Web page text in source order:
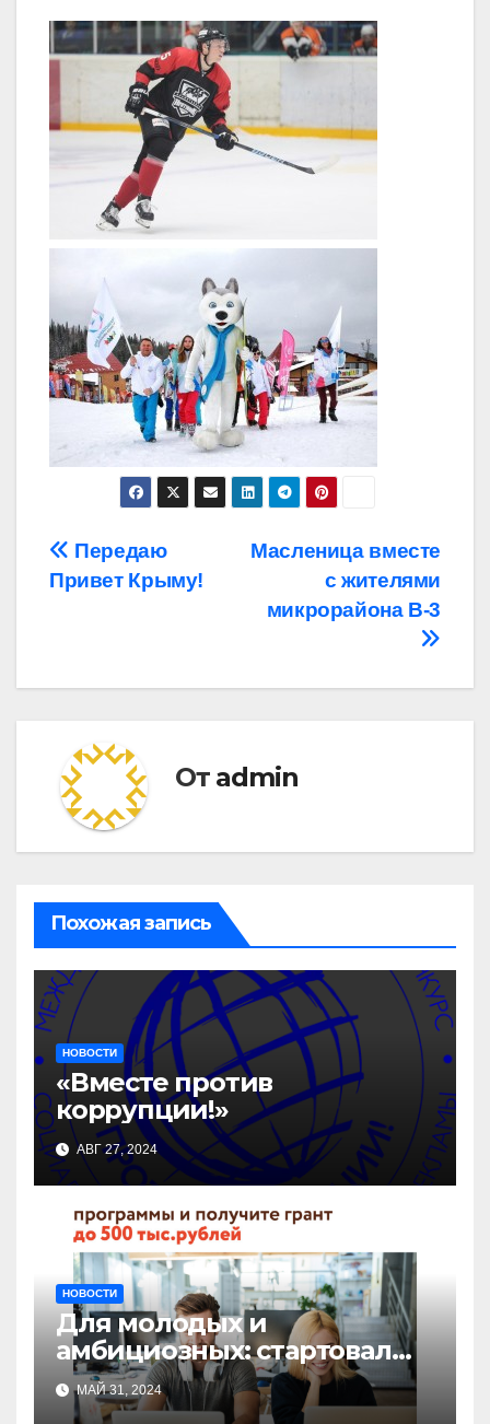
Навигация
по
Масленица вместе
с жителями
микрорайона В-3
Передаю
Привет Крыму!
От admin
Похожая запись
НОВОСТИ
«Вместе против
коррупции!»
АВГ 27, 2024
НОВОСТИ
Для молодых и
амбициозных: стартовал
прием заявок на участие в
бизнес-акселераторе «Ты
МАЙ 31, 2024